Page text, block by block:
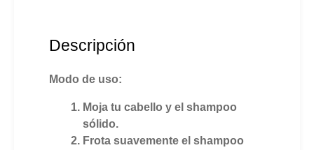
Descripción
Modo de uso:
Moja tu cabello y el shampoo
sólido.
Frota suavemente el shampoo